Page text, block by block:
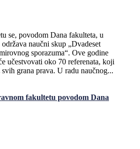
se, povodom Dana fakulteta, u
naučni skup „Dvadeset
sporazuma“. Ove godine
učestvovati oko 70 referenata, koji
grana prava. U radu naučnog...
fakultetu povodom Dana